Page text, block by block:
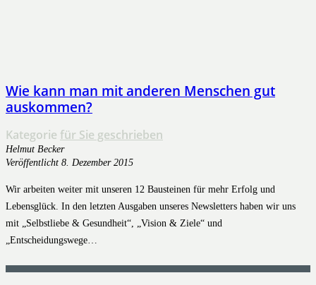
Wie kann man mit anderen Menschen gut
auskommen?
Kategorie für Sie geschrieben
Helmut Becker
Veröffentlicht 8. Dezember 2015
Wir arbeiten weiter mit unseren 12 Bausteinen für mehr Erfolg und
Lebensglück. In den letzten Ausgaben unseres Newsletters haben wir uns
mit „Selbstliebe & Gesundheit“, „Vision & Ziele“ und
„Entscheidungswege…